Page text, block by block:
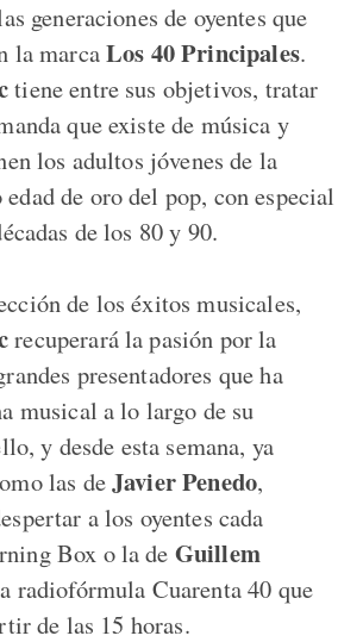
generaciones de oyentes que
la marcaLos 40 Principales.
tiene entre sus objetivos, tratar
que existe de música y
los adultos jóvenes de la
de oro del pop, con especial
de los 80 y 90.
de los éxitos musicales,
recuperará la pasión por la
presentadores que ha
musical a lo largo de su
y desde esta semana, ya
las deJavier Penedo,
a los oyentes cada
Box o la de Guillem
radiofórmula Cuarenta 40 que
de las 15 horas.